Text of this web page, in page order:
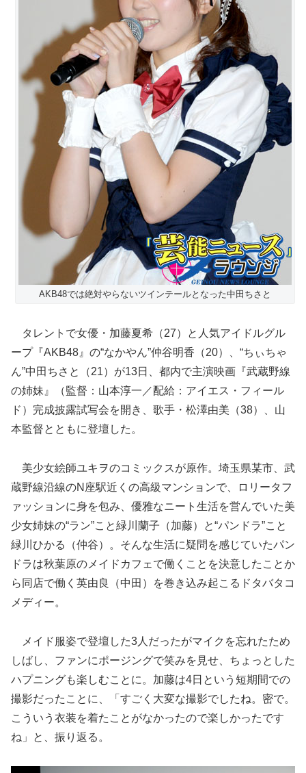
AKB48では絶対やらないツインテールとなった中田ちさと
タレントで女優・加藤夏希（27）と人気アイドルグル
ープ『AKB48』の“なかやん”仲谷明香（20）、“ちぃちゃ
ん”中田ちさと（21）が13日、都内で主演映画『武蔵野線
の姉妹』（監督：山本淳一／配給：アイエス・フィール
ド）完成披露試写会を開き、歌手・松澤由美（38）、山
本監督とともに登壇した。
美少女絵師ユキヲのコミックスが原作。埼玉県某市、武
蔵野線沿線のN座駅近くの高級マンションで、ロリータフ
ァッションに身を包み、優雅なニート生活を営んでいた美
少女姉妹の“ラン”こと緑川蘭子（加藤）と“パンドラ”こと
緑川ひかる（仲谷）。そんな生活に疑問を感じていたパン
ドラは秋葉原のメイドカフェで働くことを決意したことか
ら同店で働く英由良（中田）を巻き込み起こる ドタバタコ
メディー。
メイド服姿で登壇した3人だったがマイクを忘れたため
しばし、ファンにポージングで笑みを見せ、ちょっとした
ハプニングも楽しむことに。加藤は4日という短期間での
撮影だったことに、「すごく大変な撮影でしたね。密で。
こういう衣装を着たことがなかったので楽しかったです
ね」と、振り返る。